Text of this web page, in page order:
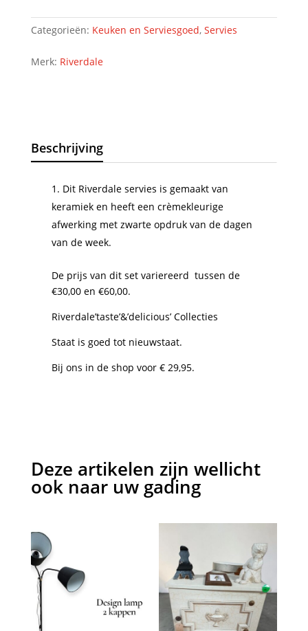
Categorieën: Keuken en Serviesgoed, Servies
Merk: Riverdale
Beschrijving
Dit Riverdale servies is gemaakt van
keramiek en heeft een crèmekleurige
afwerking met zwarte opdruk van de dagen
van de week.
De prijs van dit set variereerd tussen de
€30,00 en €60,00.
Riverdale’taste’&’delicious’ Collecties
Staat is goed tot nieuwstaat.
Bij ons in de shop voor € 29,95.
Deze artikelen zijn wellicht
ook naar uw gading